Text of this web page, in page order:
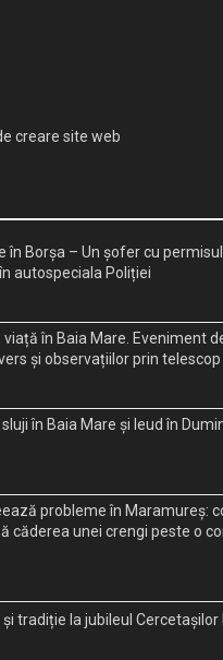
creare site web
în Borșa – Un șofer cu
autospeciala Poliției
în Baia Mare. Eveniment
și observațiilor prin telescop
în Baia Mare și Ieud în
probleme în Maramureș:
căderea unei crengi peste o
tradiție la jubileul